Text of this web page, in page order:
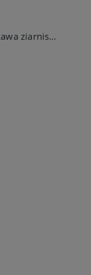
Hausbrandt Gourmet Columbus - kawa ziarnista 1kg